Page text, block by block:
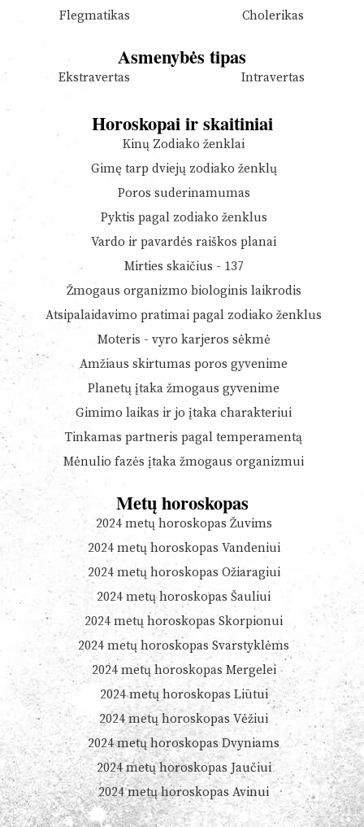
Flegmatikas
Cholerikas
Asmenybės tipas
Ekstravertas Intravertas
Horoskopai ir skaitiniai
Kinų Zodiako ženklai
Gimę tarp dviejų zodiako ženklų
Poros suderinamumas
Pyktis pagal zodiako ženklus
Vardo ir pavardės raiškos planai
Mirties skaičius - 137
Žmogaus organizmo biologinis laikrodis
Atsipalaidavimo pratimai pagal zodiako ženklus
Moteris - vyro karjeros sėkmė
Amžiaus skirtumas poros gyvenime
Planetų įtaka žmogaus gyvenime
Gimimo laikas ir jo įtaka charakteriui
Tinkamas partneris pagal temperamentą
Mėnulio fazės įtaka žmogaus organizmui
Metų horoskopas
2024 metų horoskopas Žuvims
2024 metų horoskopas Vandeniui
2024 metų horoskopas Ožiaragiui
2024 metų horoskopas Šauliui
2024 metų horoskopas Skorpionui
2024 metų horoskopas Svarstyklėms
2024 metų horoskopas Mergelei
2024 metų horoskopas Liūtui
2024 metų horoskopas Vėžiui
2024 metų horoskopas Dvyniams
2024 metų horoskopas Jaučiui
2024 metų horoskopas Avinui